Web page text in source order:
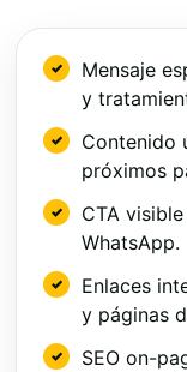
Mensaje
y
Contenido
próximos
CTA
WhatsApp.
Enlaces
y páginas
SEO on-